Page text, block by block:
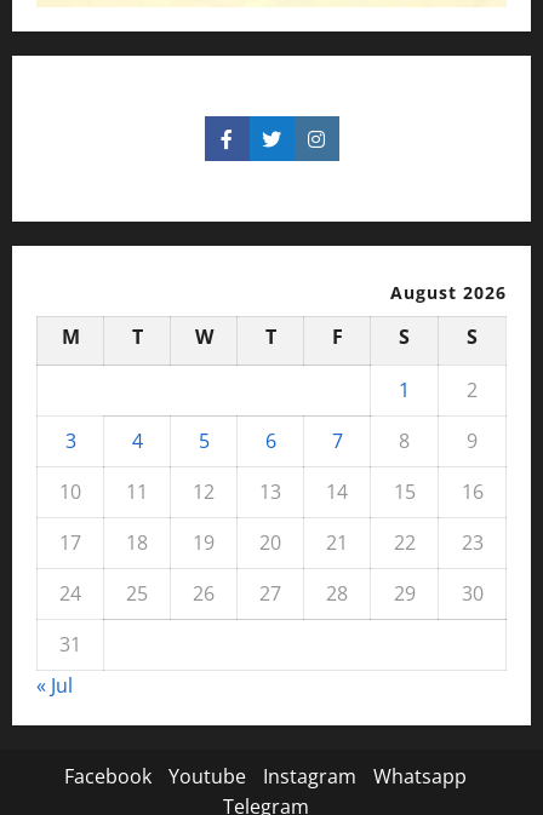
August 2026
M T W T F S
S
1
2
3
4 5 6 7 8
9
10
11 12 13 14 15
16
17
18 19 20 21 22
23
24
25 26 27 28 29
30
31
« Jul
Facebook Youtube Instagram
Whatsapp
Telegram